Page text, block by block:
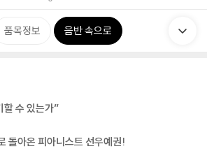
품목정보 음반 속으로
할 수 있는가”
돌아온 피아니스트 선우예권!